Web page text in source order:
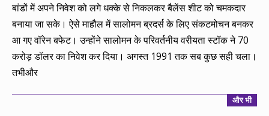
बांडों में अपने निवेश को लगे धक्के से निकलकर बैलेंस शीट को चमकदार
बनाया जा सके। ऐसे माहौल में सालोमन ब्रदर्स के लिए संकटमोचन बनकर
आ गए वॉरेन बफेट। उन्होंने सालोमन के परिवर्तनीय वरीयता स्टॉक ने 70
करोड़ डॉलर का निवेश कर दिया। अगस्त 1991 तक सब कुछ सही चला।
तभीऔर
और भी